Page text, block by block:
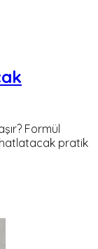
Formül
pratik